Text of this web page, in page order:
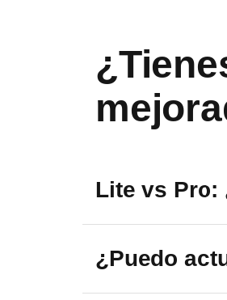
Algoritmo de IA con
Algoritmo clásico de
Procesamiento
Flujo de trabajo multi-
NUEVO: Flujos de
Lite vs Pro:
¿Puedo